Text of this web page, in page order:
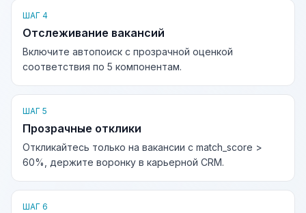
ШАГ 4
Отслеживание вакансий
Включите автопоиск с прозрачной оценкой
соответствия по 5 компонентам.
ШАГ 5
Прозрачные отклики
Откликайтесь только на вакансии с match_score >
60%, держите воронку в карьерной CRM.
ШАГ 6